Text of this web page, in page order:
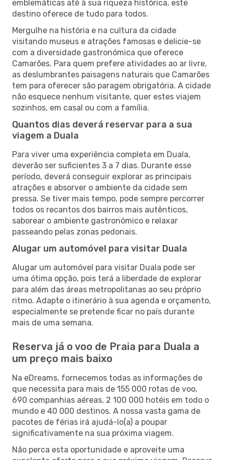
emblemáticas até à sua riqueza histórica, este
destino oferece de tudo para todos.
Mergulhe na história e na cultura da cidade
visitando museus e atrações famosas e delicie-se
com a diversidade gastronómica que oferece
Camarões. Para quem prefere atividades ao ar livre,
as deslumbrantes paisagens naturais que Camarões
tem para oferecer são paragem obrigatória. A cidade
não esquece nenhum visitante, quer estes viajem
sozinhos, em casal ou com a família.
Quantos dias deverá reservar para a sua
viagem a Duala
Para viver uma experiência completa em Duala,
deverão ser suficientes 3 a 7 dias. Durante esse
período, deverá conseguir explorar as principais
atrações e absorver o ambiente da cidade sem
pressa. Se tiver mais tempo, pode sempre percorrer
todos os recantos dos bairros mais autênticos,
saborear o ambiente gastronómico e relaxar
passeando pelas zonas pedonais.
Alugar um automóvel para visitar Duala
Alugar um automóvel para visitar Duala pode ser
uma ótima opção, pois terá a liberdade de explorar
para além das áreas metropolitanas ao seu próprio
ritmo. Adapte o itinerário à sua agenda e orçamento,
especialmente se pretende ficar no país durante
mais de uma semana.
Reserva já o voo de Praia para Duala a
um preço mais baixo
Na eDreams, fornecemos todas as informações de
que necessita para mais de 155 000 rotas de voo,
690 companhias aéreas, 2 100 000 hotéis em todo o
mundo e 40 000 destinos. A nossa vasta gama de
pacotes de férias irá ajudá-lo(a) a poupar
significativamente na sua próxima viagem.
Não perca esta oportunidade e aproveite uma